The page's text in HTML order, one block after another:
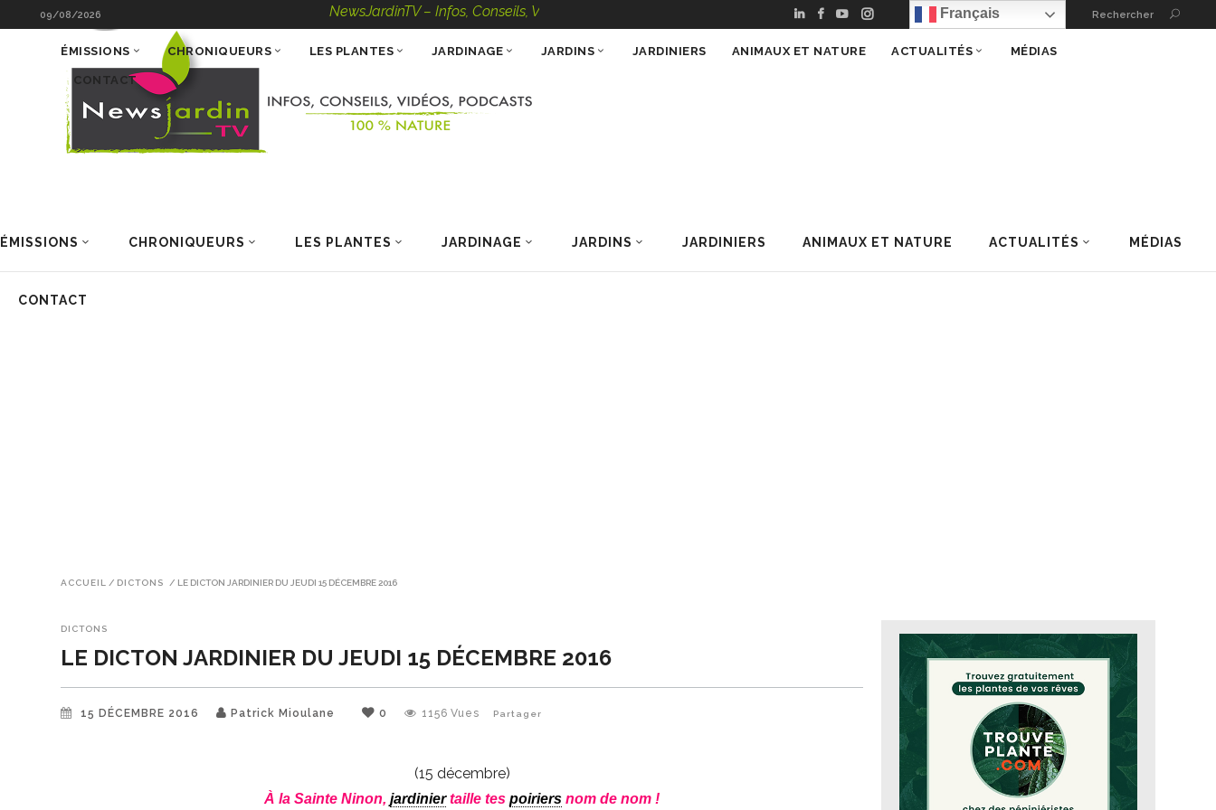
09/08/2026 NewsJardinTV – Infos, Conseils, Vidéos, Podcasts – 100 % Nature Français Rechercher
ÉMISSIONS CHRONIQUEURS LES PLANTES JARDINAGE JARDINS JARDINIERS ANIMAUX ET NATURE ACTUALITÉS MÉDIAS
CONTACT
ÉMISSIONS CHRONIQUEURS LES PLANTES JARDINAGE JARDINS JARDINIERS ANIMAUX ET NATURE ACTUALITÉS MÉDIAS
CONTACT
ACCUEIL / DICTONS / LE DICTON JARDINIER DU JEUDI 15 DÉCEMBRE 2016
DICTONS
LE DICTON JARDINIER DU JEUDI 15 DÉCEMBRE 2016
15 DÉCEMBRE 2016 Patrick Mioulane 0 1156 Vues Partager
(15 décembre)
À la Sainte Ninon,jardiniertaille tespoiriers nom de nom !